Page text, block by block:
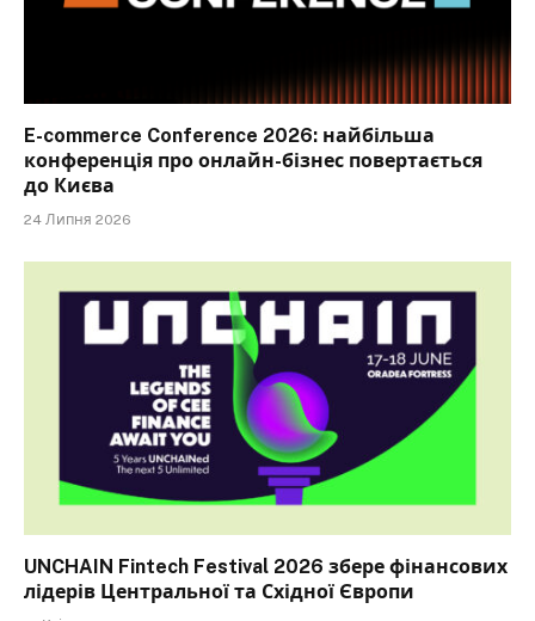
E-commerce Conference 2026: найбільша
конференція про онлайн-бізнес повертається
до Києва
24 Липня 2026
UNCHAIN Fintech Festival 2026 збере фінансових
лідерів Центральної та Східної Європи